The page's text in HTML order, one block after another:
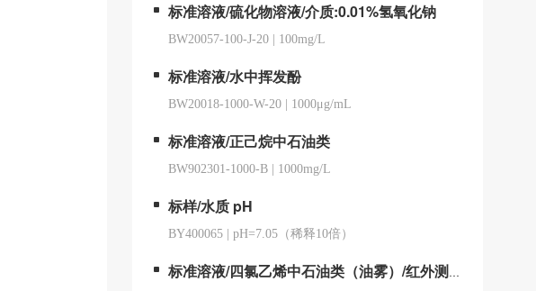
标准溶液/硫化物溶液/介质:0.01%氢氧化钠
BW20057-100-J-20 100mg/L
标准溶液/水中挥发酚
BW20018-1000-W-20 1000μg/mL
标准溶液/正己烷中石油类
BW902301-1000-B 1000mg/L
标样/水质 pH
BY400065 pH=7.05（稀释10倍）
标准溶液/四氯乙烯中石油类（油雾）/红外测油仪用